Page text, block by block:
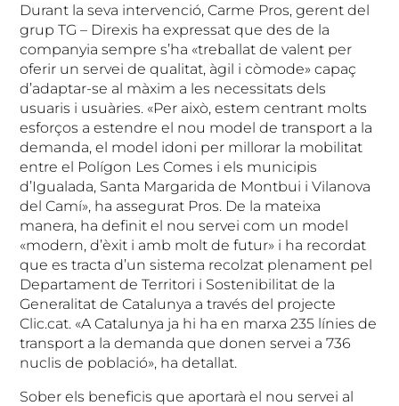
Durant la seva intervenció, Carme Pros, gerent del
grup TG – Direxis ha expressat que des de la
companyia sempre s’ha «treballat de valent per
oferir un servei de qualitat, àgil i còmode» capaç
d’adaptar-se al màxim a les necessitats dels
usuaris i usuàries. «Per això, estem centrant molts
esforços a estendre el nou model de transport a la
demanda, el model idoni per millorar la mobilitat
entre el Polígon Les Comes i els municipis
d’Igualada, Santa Margarida de Montbui i Vilanova
del Camí», ha assegurat Pros. De la mateixa
manera, ha definit el nou servei com un model
«modern, d’èxit i amb molt de futur» i ha recordat
que es tracta d’un sistema recolzat plenament pel
Departament de Territori i Sostenibilitat de la
Generalitat de Catalunya a través del projecte
Clic.cat. «A Catalunya ja hi ha en marxa 235 línies de
transport a la demanda que donen servei a 736
nuclis de població», ha detallat.
Sober els beneficis que aportarà el nou servei al